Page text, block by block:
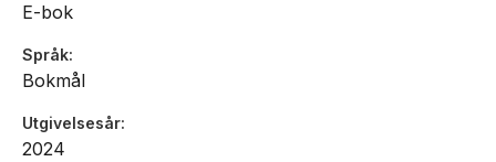
E-bok
Språk
Bokmål
Utgivelsesår
2024